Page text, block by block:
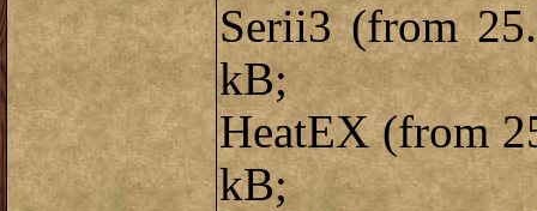
Serii3 (from
kB;
HeatEX (from
kB;